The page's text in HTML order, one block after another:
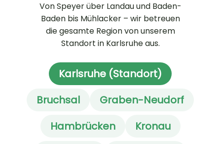
Von Speyer über Landau und Baden-
Baden bis Mühlacker – wir betreuen
die gesamte Region von unserem
Standort in Karlsruhe aus.
Karlsruhe (Standort)
Bruchsal
Graben-Neudorf
Hambrücken
Kronau